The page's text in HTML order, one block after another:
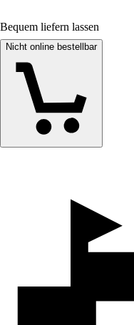
Bequem liefern lassen
Nicht online bestellbar